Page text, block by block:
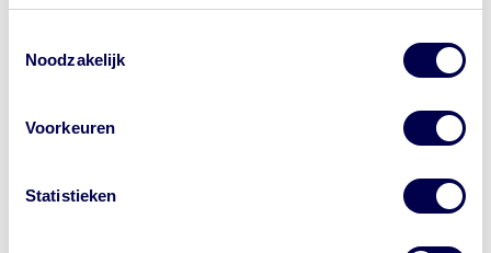
Noodzakelijk
Voorkeuren
Statistieken
Let op waar je op klikt.
Wil je bij de GGD een afspraak maken
Dé reizigerswebsite van 24
adverteren met de letters 'GGD' in
noodsituatie?
| Laatst gewijzigd